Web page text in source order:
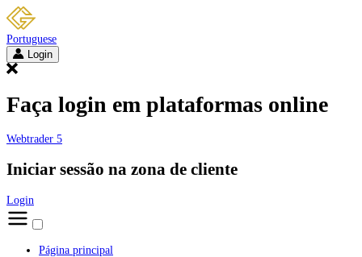
Portuguese
Login
Faça login em plataformas online
Webtrader 5
Iniciar sessão na zona de cliente
Login
Página principal